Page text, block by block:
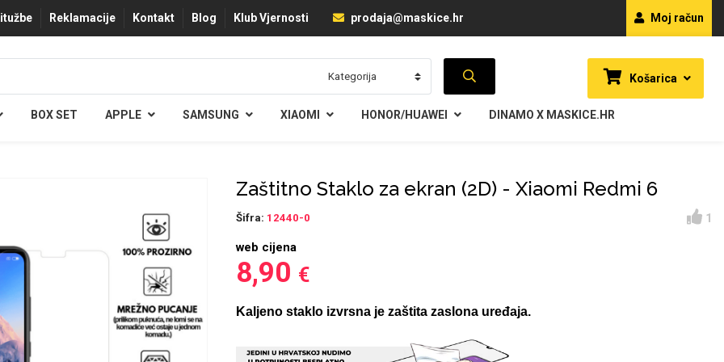
Reklamacije Kontakt Blog Klub Vjernosti prodaja@maskice.hr Moj račun
Košarica
BOX SET APPLE SAMSUNG XIAOMI HONOR/HUAWEI DINAMO X MASKICE.HR
Zaštitno Staklo za ekran (2D) - Xiaomi Redmi 6
Šifra: 12440-0
1
web cijena
8,90 €
Kaljeno staklo izvrsna je zaštita zaslona uređaja.